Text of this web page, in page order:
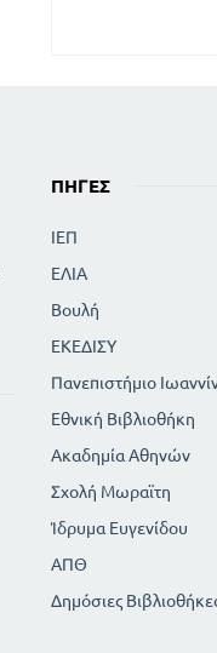
Η
ΑΙ
ΟΙ
ΟΙ
Σ
Η ΑΡΓΩ
ΠΗΓΈΣ
ΙΕΠ
ΕΛΙΑ
Βουλή
ΕΚΕΔΙΣΥ
Πανεπιστήμιο
Εθνική Βιβλιοθήκη
Ακαδημία Αθηνών
Σχολή Μωραϊτη
Ίδρυμα Ευγενίδου
ΑΠΘ
Δημόσιες